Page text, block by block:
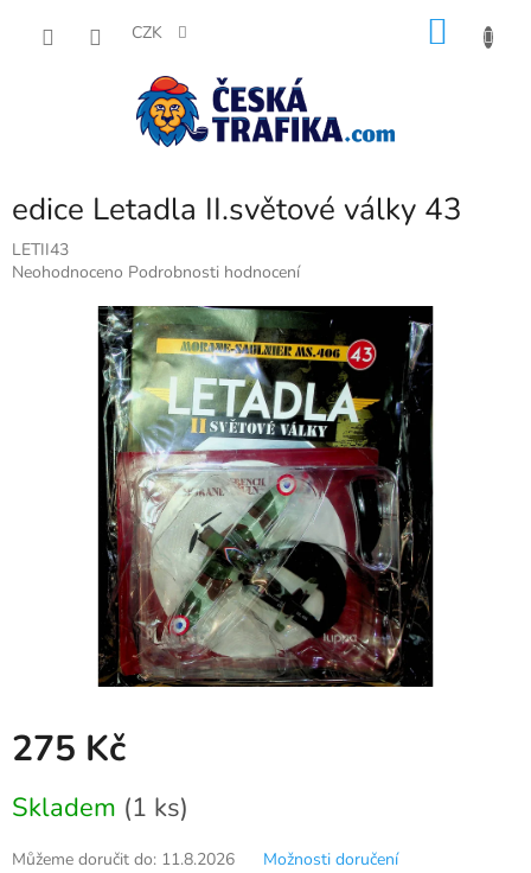
CZK
edice Letadla II.světové války 43
LETII43
Průměrné
Neohodnoceno Podrobnosti hodnocení
275 Kč
cena:
Skladem (1 ks)
Můžeme doručit do: 11.8.2026 Možnosti doručení